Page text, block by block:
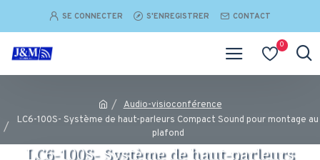
SE CONNECTER S'ENREGISTRER CONTACT
0
Audio-visioconférence
LC6-100S- Système de haut-parleurs Compact Sound pour montage au
plafond
LC6-100S- Système de haut-parleurs